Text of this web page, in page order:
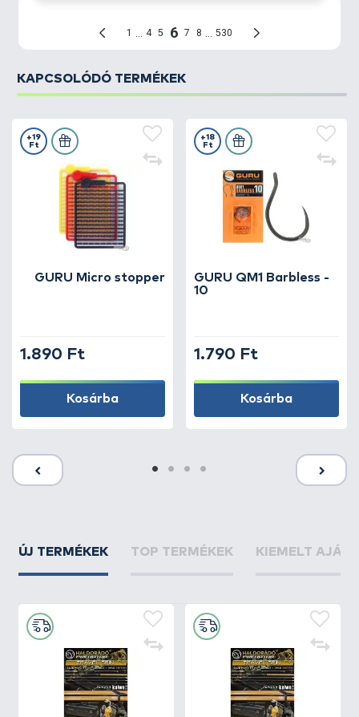
KAPCSOLÓDÓ TERMÉKEK
GURU Micro stopper
+19
Ft
1.890 Ft
Kosárba
GURU QM1 Barbless -
10
+18
Ft
1.790 Ft
Kosárba
ÚJ TERMÉKEK TOP TERMÉKEK KIEMELT